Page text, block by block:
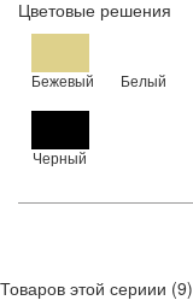
Цветовые решения
Бежевый Белый
Черный
Товаров этой сериии (9)